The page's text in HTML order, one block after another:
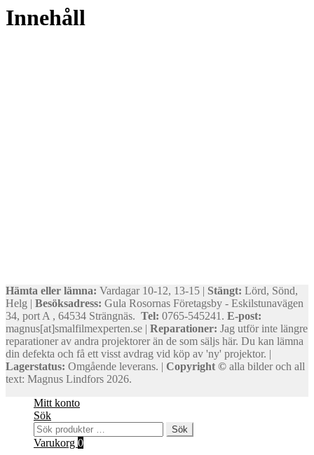
Innehåll
Hämta eller lämna: Vardagar 10-12, 13-15 | Stängt: Lörd, Sönd,
Helg | Besöksadress: Gula Rosornas Företagsby - Eskilstunavägen
34, port A , 64534 Strängnäs. Tel: 0765-545241. E-post:
magnus[at]smalfilmexperten.se | Reparationer: Jag utför inte längre
reparationer av andra projektorer än de som säljs här. Du kan lämna
din defekta och få ett visst avdrag vid köp av 'ny' projektor. |
Lagerstatus: Omgående leverans. | Copyright © alla bilder och all
text: Magnus Lindfors 2026.
Mitt konto
Sök
Sök
efter:
Sök
Varukorg 0